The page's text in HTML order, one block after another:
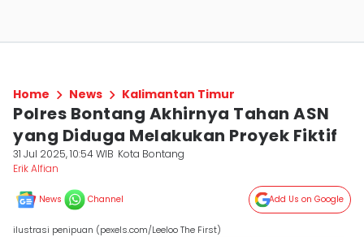
Home News Kalimantan Timur
Polres Bontang Akhirnya Tahan ASN
yang Diduga Melakukan Proyek Fiktif
31 Jul 2025, 10:54 WIB Kota Bontang
Erik Alfian
News Channel Add Us on Google
ilustrasi penipuan (pexels.com/Leeloo The First)